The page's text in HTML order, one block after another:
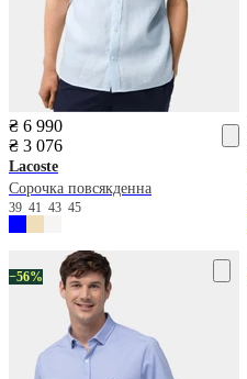
₴ 6 990
₴ 3 076
Lacoste
Сорочка повсякденна
39 41 43 45
−56%